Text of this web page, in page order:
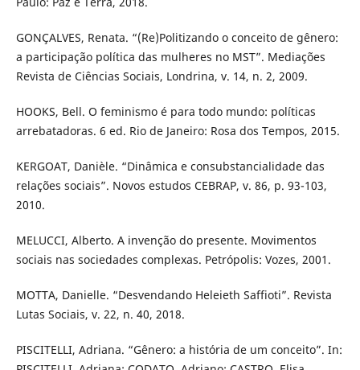
GONÇALVES, Renata. “(Re)Politizando o conceito de gênero:
a participação política das mulheres no MST”. Mediações
Revista de Ciências Sociais, Londrina, v. 14, n. 2, 2009.
HOOKS, Bell. O feminismo é para todo mundo: políticas
arrebatadoras. 6 ed. Rio de Janeiro: Rosa dos Tempos, 2015.
KERGOAT, Danièle. “Dinâmica e consubstancialidade das
relações sociais”. Novos estudos CEBRAP, v. 86, p. 93-103,
2010.
MELUCCI, Alberto. A invenção do presente. Movimentos
sociais nas sociedades complexas. Petrópolis: Vozes, 2001.
MOTTA, Danielle. “Desvendando Heleieth Saffioti”. Revista
Lutas Sociais, v. 22, n. 40, 2018.
PISCITELLI, Adriana. “Gênero: a história de um conceito”. In: